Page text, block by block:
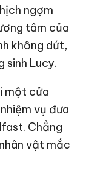
ngợm
tâm của
không dứt,
sinh Lucy.
một cửa
vụ đưa
Chẳng
vật mắc